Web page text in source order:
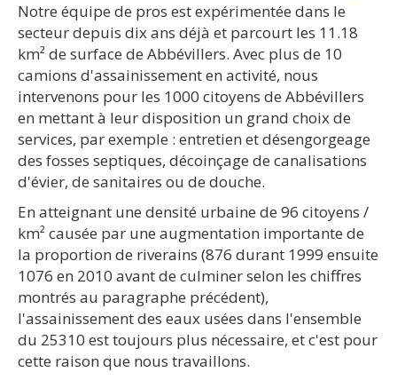
Notre équipe de pros est expérimentée dans le
secteur depuis dix ans déjà et parcourt les 11.18
km² de surface de Abbévillers. Avec plus de 10
camions d'assainissement en activité, nous
intervenons pour les 1000 citoyens de Abbévillers
en mettant à leur disposition un grand choix de
services, par exemple : entretien et désengorgeage
des fosses septiques, décoinçage de canalisations
d'évier, de sanitaires ou de douche.
En atteignant une densité urbaine de 96 citoyens /
km² causée par une augmentation importante de
la proportion de riverains (876 durant 1999 ensuite
1076 en 2010 avant de culminer selon les chiffres
montrés au paragraphe précédent),
l'assainissement des eaux usées dans l'ensemble
du 25310 est toujours plus nécessaire, et c'est pour
cette raison que nous travaillons.